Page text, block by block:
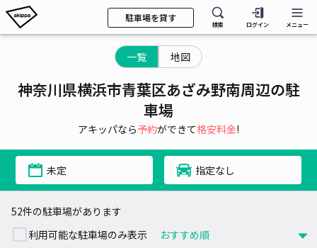
駐車場を貸す
検索 ログイン メニュー
一覧 地図
神奈川県横浜市青葉区あざみ野南周辺の駐
車場
アキッパなら予約ができて格安料金!
未定 指定なし
52件の駐車場があります
利用可能な駐車場のみ表示